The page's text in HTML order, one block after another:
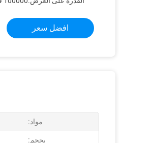
افضل سعر
مواد:
بحجم: